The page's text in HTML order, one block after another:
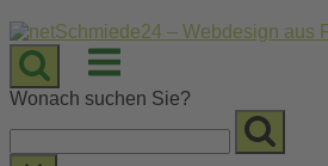
Skip
to
content
Menu
Wonach suchen Sie?